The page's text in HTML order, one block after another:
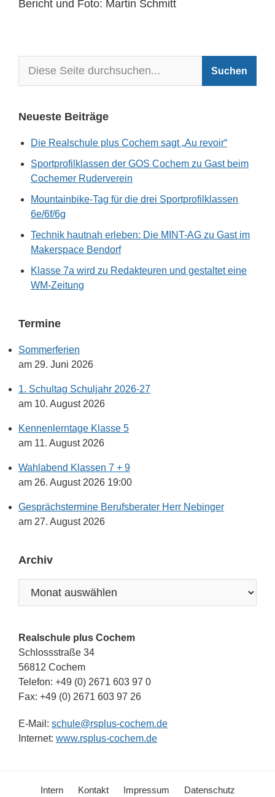
Bericht und Foto: Martin Schmitt
Neueste Beiträge
Die Realschule plus Cochem sagt „Au revoir“
Sportprofilklassen der GOS Cochem zu Gast beim
Cochemer Ruderverein
Mountainbike-Tag für die drei Sportprofilklassen
6e/6f/6g
Technik hautnah erleben: Die MINT-AG zu Gast im
Makerspace Bendorf
Klasse 7a wird zu Redakteuren und gestaltet eine
WM-Zeitung
Termine
Sommerferien
am 29. Juni 2026
1. Schultag Schuljahr 2026-27
am 10. August 2026
Kennenlerntage Klasse 5
am 11. August 2026
Wahlabend Klassen 7 + 9
am 26. August 2026 19:00
Gesprächstermine Berufsberater Herr Nebinger
am 27. August 2026
Archiv
Realschule plus Cochem
Schlossstraße 34
56812 Cochem
Telefon: +49 (0) 2671 603 97 0
Fax: +49 (0) 2671 603 97 26
E-Mail: schule@rsplus-cochem.de
Internet: www.rsplus-cochem.de
Intern Kontakt Impressum Datenschutz